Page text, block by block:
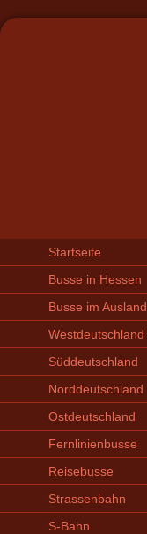
Startseite
Busse in Hessen
Busse im Ausland
Westdeutschland
Süddeutschland
Norddeutschland
Ostdeutschland
Fernlinienbusse
Reisebusse
Strassenbahn
S-Bahn